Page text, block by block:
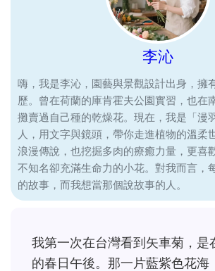
李沁
嗨，我是李沁，園藝與景觀設計出身，擁
歷。曾在荷蘭的庫肯霍夫公園實習，也在
攤賣過自己種的乾燥花。現在，我是「漫
人，用文字與鏡頭，帶你走進植物的溫柔
浪漫傳說，也挖掘多肉的療癒力量，更喜
不知名卻充滿生命力的小花。對我而言，
的故事，而我想當那個說故事的人。
我第一次在台灣看到矢車菊，是
的春日午後。那一片藍紫色花海